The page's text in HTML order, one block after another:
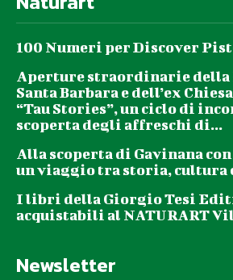
100 Numeri per Discover
Aperture straordinarie della
Santa Barbara e dell’ex
“Tau Stories”, un ciclo di
scoperta degli affreschi di...
Alla scoperta di Gavinana
un viaggio tra storia,
I libri della Giorgio Tesi
acquistabili al NATURART
Newsletter